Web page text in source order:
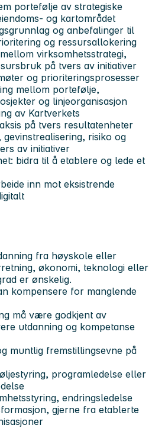
portefølje av strategiske
og kartområdet
og anbefalinger til
og ressursallokering
virksomhetsstrategi,
på tvers av initiativer
og prioriteringsprosesser
mellom portefølje,
og linjeorganisasjon
av Kartverkets
på tvers resultatenheter
risiko og
av initiativer
bidra til å etablere og lede et
inn mot eksistrende
fra høyskole eller
økonomi, teknologi eller
er ønskelig.
kompensere for manglende
må være godkjent av
utdanning og kompetanse
muntlig fremstillingsevne på
programledelse eller
endringsledelse
gjerne fra etablerte